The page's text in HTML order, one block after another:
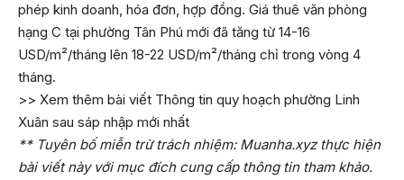
phép kinh doanh, hóa đơn, hợp đồng. Giá thuê văn phòng
hạng C tại phường Tân Phú mới đã tăng từ 14-16
USD/m²/tháng lên 18-22 USD/m²/tháng chỉ trong vòng 4
tháng.
>> Xem thêm bài viết Thông tin quy hoạch phường Linh
Xuân sau sáp nhập mới nhất
** Tuyên bố miễn trừ trách nhiệm: Muanha.xyz thực hiện
bài viết này với mục đích cung cấp thông tin tham khảo.